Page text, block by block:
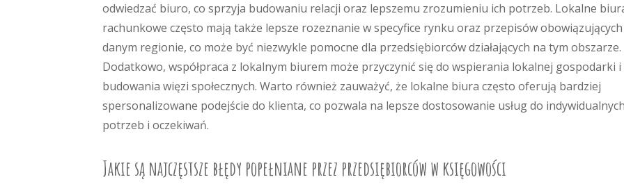
odwiedzać biuro, co sprzyja budowaniu relacji oraz lepszemu zrozumieniu ich potrzeb. Lokalne
rachunkowe często mają także lepsze rozeznanie w specyfice rynku oraz przepisów
danym regionie, co może być niezwykle pomocne dla przedsiębiorców działających na tym obszarze.
Dodatkowo, współpraca z lokalnym biurem może przyczynić się do wspierania lokalnej gospodarki i
budowania więzi społecznych. Warto również zauważyć, że lokalne biura często oferują bardziej
spersonalizowane podejście do klienta, co pozwala na lepsze dostosowanie usług do indywidualnych
potrzeb i oczekiwań.
Jakie są najczęstsze błędy popełniane przez przedsiębiorców w księgowości